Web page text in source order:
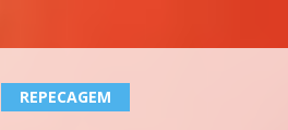
REPECAGEM